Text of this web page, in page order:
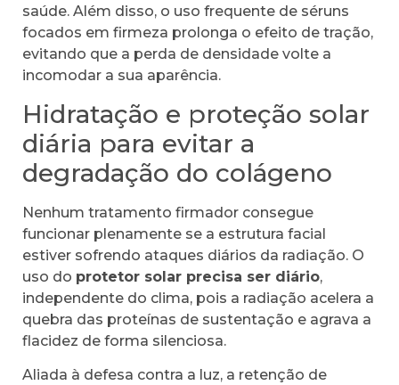
saúde. Além disso, o uso frequente de séruns
focados em firmeza prolonga o efeito de tração,
evitando que a perda de densidade volte a
incomodar a sua aparência.
Hidratação e proteção solar
diária para evitar a
degradação do colágeno
Nenhum tratamento firmador consegue
funcionar plenamente se a estrutura facial
estiver sofrendo ataques diários da radiação. O
uso do protetor solar precisa ser diário,
independente do clima, pois a radiação acelera a
quebra das proteínas de sustentação e agrava a
flacidez de forma silenciosa.
Aliada à defesa contra a luz, a retenção de